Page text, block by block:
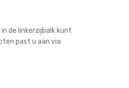
de linkerzijbalk kunt
past u aan via